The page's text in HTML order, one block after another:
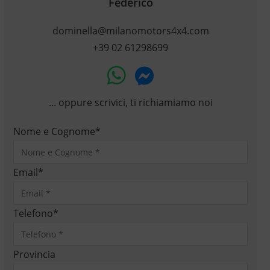
dominella@milanomotors4x4.com
+39 02 61298699
... oppure scrivici, ti richiamiamo noi
Nome e Cognome*
Email*
Telefono*
Provincia